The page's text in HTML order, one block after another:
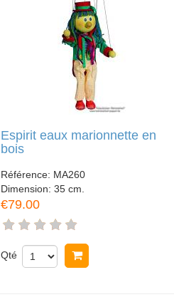
Espirit eaux marionnette en
bois
Référence: MA260
Dimension:35 cm.
€79.00
Qté